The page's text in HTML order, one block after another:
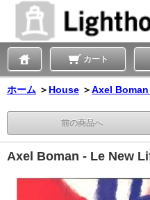
カート
ホーム ＞ House ＞Axel
前の商品へ
Axel Boman - Le New